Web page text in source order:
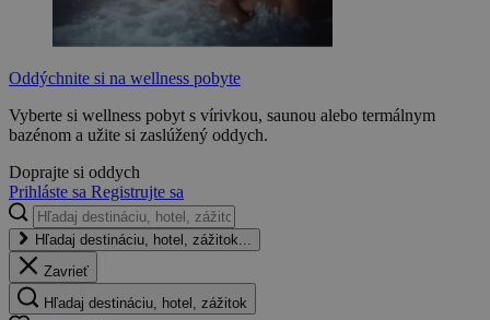
Oddýchnite si na wellness pobyte
Vyberte si wellness pobyt s vírivkou, saunou alebo termálnym
bazénom a užite si zaslúžený oddych.
Doprajte si oddych
Prihláste sa Registrujte sa
Hľadaj destináciu, hotel, zážitok...
Zavrieť
Hľadaj destináciu, hotel, zážitok